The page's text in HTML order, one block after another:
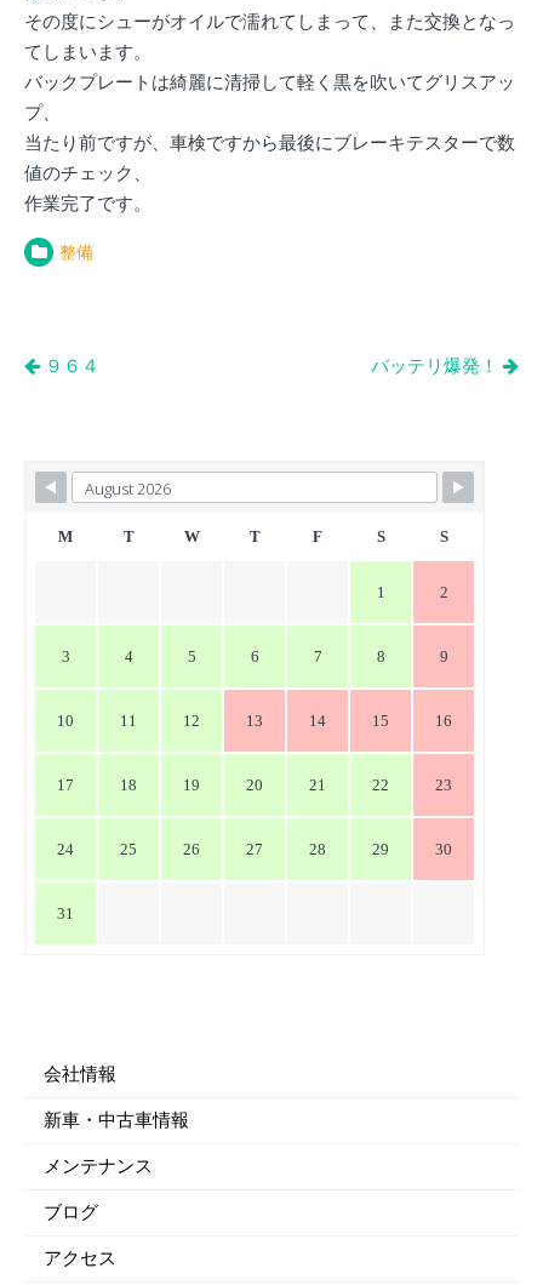
その度にシューがオイルで濡れてしまって、また交換となっ
てしまいます。
バックプレートは綺麗に清掃して軽く黒を吹いてグリスアッ
プ、
当たり前ですが、車検ですから最後にブレーキテスターで数
値のチェック、
作業完了です。
整備
投
ビ
ゲ
９６４ バッテリ爆発！
M T W T F S S
1 2
3 4 5 6 7 8 9
10 11 12 13 14 15 16
17 18 19 20 21 22 23
24 25 26 27 28 29 30
31
会社情報
新車・中古車情報
メンテナンス
ブログ
アクセス